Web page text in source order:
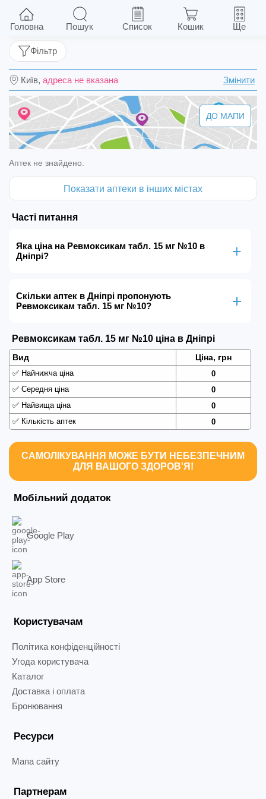
Ревмоксикам табл. 15 мг №10
Київ, адреса не вказана Змінити
Фільтр
ДО МАПИ
Аптек не знайдено.
Показати аптеки в інших містах
Часті питання
Яка ціна на Ревмоксикам табл. 15 мг №10 в
Дніпрі?
Скільки аптек в Дніпрі пропонують
Ревмоксикам табл. 15 мг №10?
Ревмоксикам табл. 15 мг №10 ціна в Дніпрі
Вид Ціна, грн
✅ Найнижча ціна
0
✅ Середня ціна
0
✅ Найвища ціна
0
✅ Кількість аптек 0
САМОЛІКУВАННЯ МОЖЕ БУТИ НЕБЕЗПЕЧНИМ
ДЛЯ ВАШОГО ЗДОРОВ'Я!
Мобільний додаток
Google Play
App Store
Користувачам
Політика конфіденційності
Угода користувача
Каталог
Доставка і оплата
Бронювання
Ресурси
Мапа сайту
Партнерам
Головна Пошук Список Кошик Ще